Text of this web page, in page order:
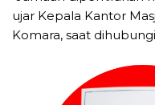
ujar Kepala Kantor
Komara, saat